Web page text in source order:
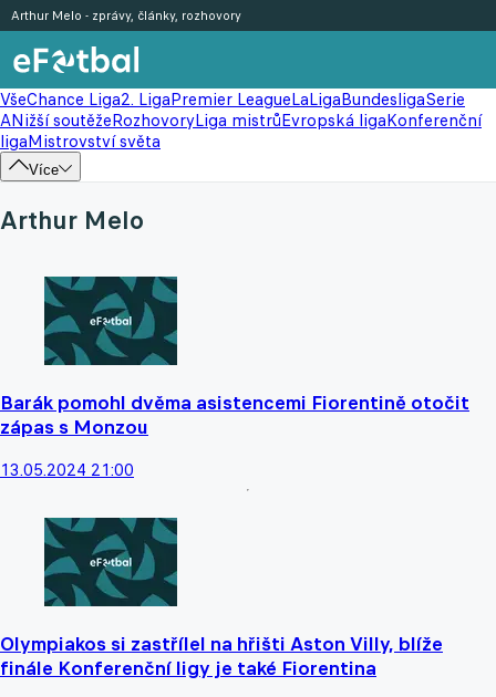
VšeChance Liga2. LigaPremier LeagueLaLigaBundesligaSerie
ANižší soutěžeRozhovoryLiga mistrůEvropská ligaKonferenční
ligaMistrovství světa
Více
Arthur Melo - zprávy, články, rozhovory
Arthur Melo
Barák pomohl dvěma asistencemi Fiorentině otočit
zápas s Monzou
13.05.2024 21:00
Olympiakos si zastřílel na hřišti Aston Villy, blíže
finále Konferenční ligy je také Fiorentina